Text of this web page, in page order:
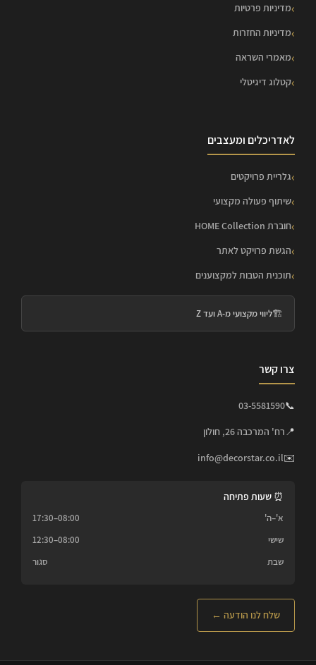
מדיניות פרטיות
מדיניות החזרות
מאמרי השראה
קטלוג דיגיטלי
לאדריכלים ומעצבים
גלריית פרויקטים
שיתוף פעולה מקצועי
חוברת HOME Collection
הגשת פרויקט לאתר
תוכנית הטבות למקצוענים
🏗️ליווי מקצועי מ-A ועד Z
צרו קשר
📞
03-5581590
📍רח' המרכבה 26, חולון
✉️
info@decorstar.co.il
⏰ שעות פתיחה
א'–ה'
08:00–17:30
שישי
08:00–12:30
שבת
סגור
שלח לנו הודעה ←